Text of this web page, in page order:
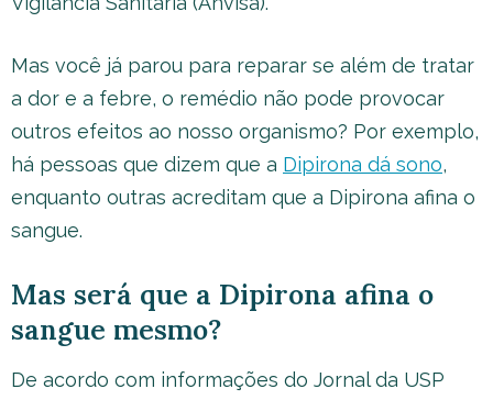
Mas você já parou para reparar se além de tratar
a dor e a febre, o remédio não pode provocar
outros efeitos ao nosso organismo? Por exemplo,
há pessoas que dizem que a Dipirona dá sono,
enquanto outras acreditam que a Dipirona afina o
sangue.
Mas será que a Dipirona afina o
sangue mesmo?
De acordo com informações do Jornal da USP